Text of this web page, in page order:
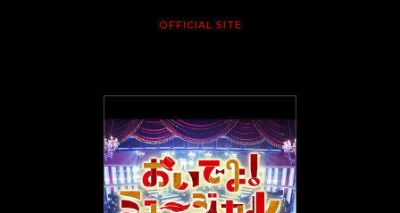
OFFICIAL SITE